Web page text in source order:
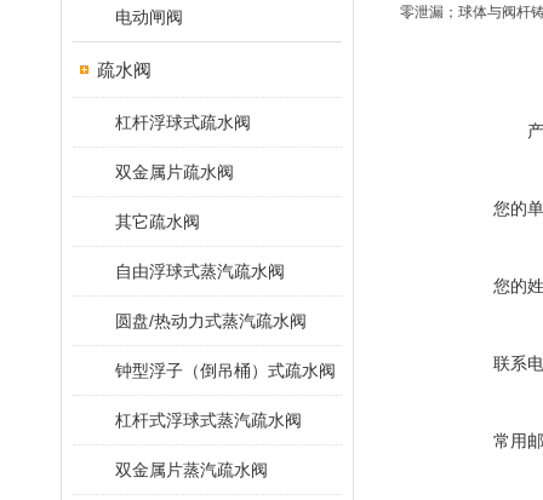
电动闸阀
疏水阀
杠杆浮球式疏水阀
双金属片疏水阀
其它疏水阀
自由浮球式蒸汽疏水阀
圆盘/热动力式蒸汽疏水阀
钟型浮子（倒吊桶）式疏水阀
杠杆式浮球式蒸汽疏水阀
双金属片蒸汽疏水阀
零泄漏；球体与阀杆
您的
您的
联系
常用